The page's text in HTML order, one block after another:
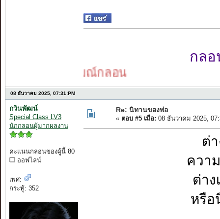
กลอ
อารมณ์กลอน
08 ธันวาคม 2025, 07:31:PM
กวินพัฒน์
Special Class LV3
นักกลอนผู้มากผลงาน
คะแนนกลอนของผู้นี้ 80
ออฟไลน์
เพศ:
กระทู้: 352
Re: นิทานของพ่อ
« ตอบ #5 เมื่อ: 08 ธันวาคม 2025,
ต่
ควา
ต่าง
หรือ